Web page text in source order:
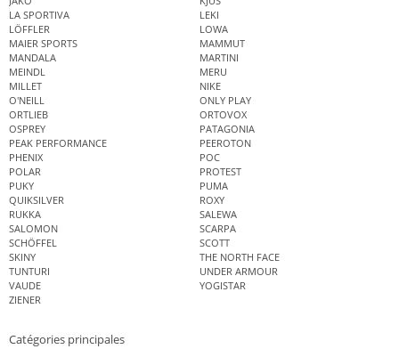
LA SPORTIVA
LEKI
LÖFFLER
LOWA
MAIER SPORTS
MAMMUT
MANDALA
MARTINI
MEINDL
MERU
MILLET
NIKE
O'NEILL
ONLY PLAY
ORTLIEB
ORTOVOX
OSPREY
PATAGONIA
PEAK PERFORMANCE
PEEROTON
PHENIX
POC
POLAR
PROTEST
PUKY
PUMA
QUIKSILVER
ROXY
RUKKA
SALEWA
SALOMON
SCARPA
SCHÖFFEL
SCOTT
SKINY
THE NORTH FACE
TUNTURI
UNDER ARMOUR
VAUDE
YOGISTAR
ZIENER
Catégories principales